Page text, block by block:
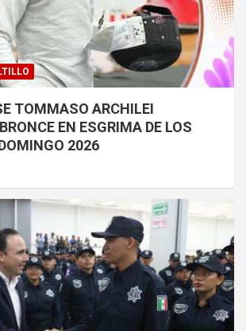
TOMMASO ARCHILEI
EN ESGRIMA DE LOS
2026